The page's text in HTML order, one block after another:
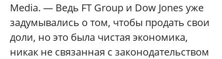
Media. — Ведь FT Group и Dow Jones уже
задумывались о том, чтобы продать свои
доли, но это была чистая экономика,
никак не связанная с законодательством